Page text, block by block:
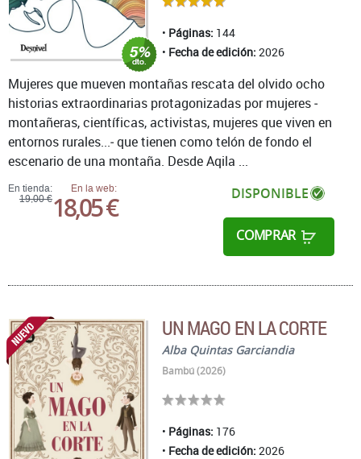
Páginas: 144
Fecha de edición: 2026
En tienda:
19,00 €
En la web:
18,05 € DISPONIBLE
COMPRAR
Mujeres que mueven montañas rescata del olvido ocho
historias extraordinarias protagonizadas por mujeres ‒
montañeras, científicas, activistas, mujeres que viven en
entornos rurales...‒ que tienen como telón de fondo el
escenario de una montaña. Desde Aqila ...
UN MAGO EN LA CORTE
Alba Quintas Garciandia
Bambú (2026)
Páginas: 176
Fecha de edición: 2026